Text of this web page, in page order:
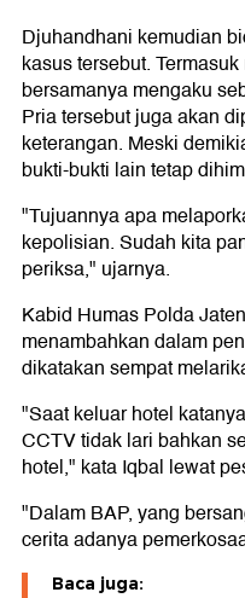
Djuhandhani kemudian
kasus tersebut.
bersamanya mengaku
Pria tersebut juga akan
keterangan. Meski
bukti-bukti lain tetap
"Tujuannya apa
kepolisian. Sudah kita
periksa," ujarnya.
Kabid Humas Polda
menambahkan dalam
dikatakan sempat
"Saat keluar hotel
CCTV tidak lari bahkan
hotel," kata Iqbal lewat
"Dalam BAP, yang
cerita adanya
Baca juga: